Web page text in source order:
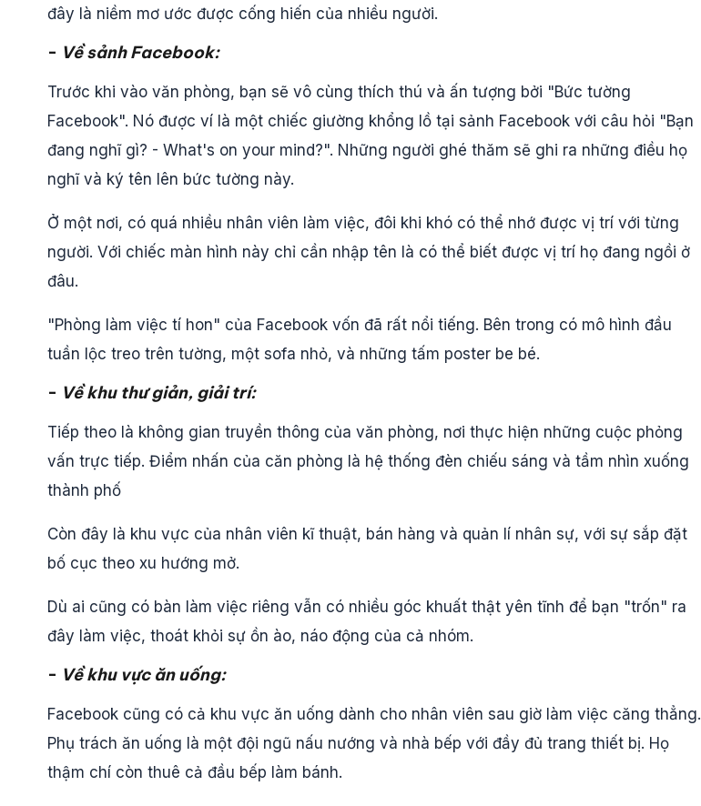
đây là niềm mơ ước được cống hiến của nhiều người.
- Về sảnh Facebook:
Trước khi vào văn phòng, bạn sẽ vô cùng thích thú và ấn tượng bởi "Bức tường
Facebook". Nó được ví là một chiếc giường khổng lồ tại sảnh Facebook với câu hỏi "Bạn
đang nghĩ gì? - What's on your mind?". Những người ghé thăm sẽ ghi ra những điều họ
nghĩ và ký tên lên bức tường này.
Ở một nơi, có quá nhiều nhân viên làm việc, đôi khi khó có thể nhớ được vị trí với từng
người. Với chiếc màn hình này chỉ cần nhập tên là có thể biết được vị trí họ đang ngồi ở
đâu.
"Phòng làm việc tí hon" của Facebook vốn đã rất nổi tiếng. Bên trong có mô hình đầu
tuần lộc treo trên tường, một sofa nhỏ, và những tấm poster be bé.
- Về khu thư giản, giải trí:
Tiếp theo là không gian truyền thông của văn phòng, nơi thực hiện những cuộc phỏng
vấn trực tiếp. Điểm nhấn của căn phòng là hệ thống đèn chiếu sáng và tầm nhìn xuống
thành phố
Còn đây là khu vực của nhân viên kĩ thuật, bán hàng và quản lí nhân sự, với sự sắp đặt
bố cục theo xu hướng mở.
Dù ai cũng có bàn làm việc riêng vẫn có nhiều góc khuất thật yên tĩnh để bạn "trốn" ra
đây làm việc, thoát khỏi sự ồn ào, náo động của cả nhóm.
- Về khu vực ăn uống:
Facebook cũng có cả khu vực ăn uống dành cho nhân viên sau giờ làm việc căng thẳng.
Phụ trách ăn uống là một đội ngũ nấu nướng và nhà bếp với đầy đủ trang thiết bị. Họ
thậm chí còn thuê cả đầu bếp làm bánh.